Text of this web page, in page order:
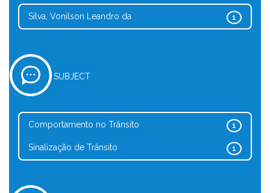
1
Silva, Vonilson Leandro da
SUBJECT
1
Comportamento no Trânsito
1
Sinalização de Trânsito